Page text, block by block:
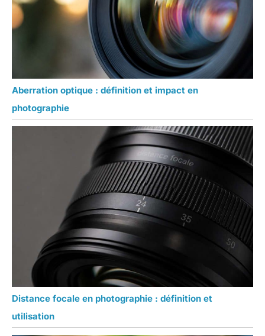
Aberration optique : définition et impact en
photographie
Distance focale en photographie : définition et
utilisation